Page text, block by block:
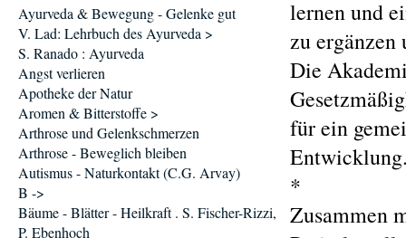
lernen und
zu ergänzen
Die
für ein
*
Zusammen
Ayurveda & Bewegung - Gelenke gut
V. Lad: Lehrbuch des Ayurveda >
S. Ranado : Ayurveda
Angst verlieren
Apotheke der Natur
Aromen & Bitterstoffe >
Arthrose und Gelenkschmerzen
Arthrose - Beweglich bleiben
Autismus - Naturkontakt (C.G. Arvay)
B ->
Bäume - Blätter - Heilkraft . S. Fischer-Rizzi,
P. Ebenhoch